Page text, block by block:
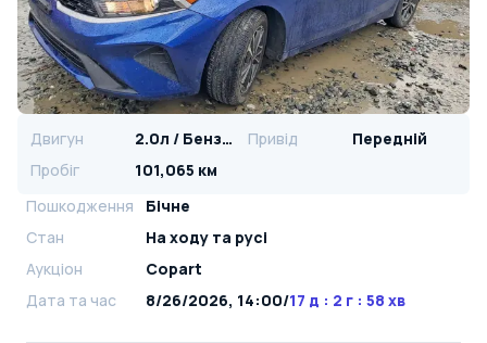
Двигун 2.0л / Бензин Привід
Передній
Пробіг
101,065 км
Пошкодження
Бічне
Стан
На ​​ходу та русі
Аукціон
Copart
Дата та час
8/26/2026, 14:00/17 д : 2 г : 58 хв